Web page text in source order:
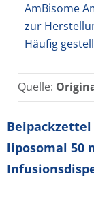
AmBisome
zur
Häufig
Quelle:
liposomal 50